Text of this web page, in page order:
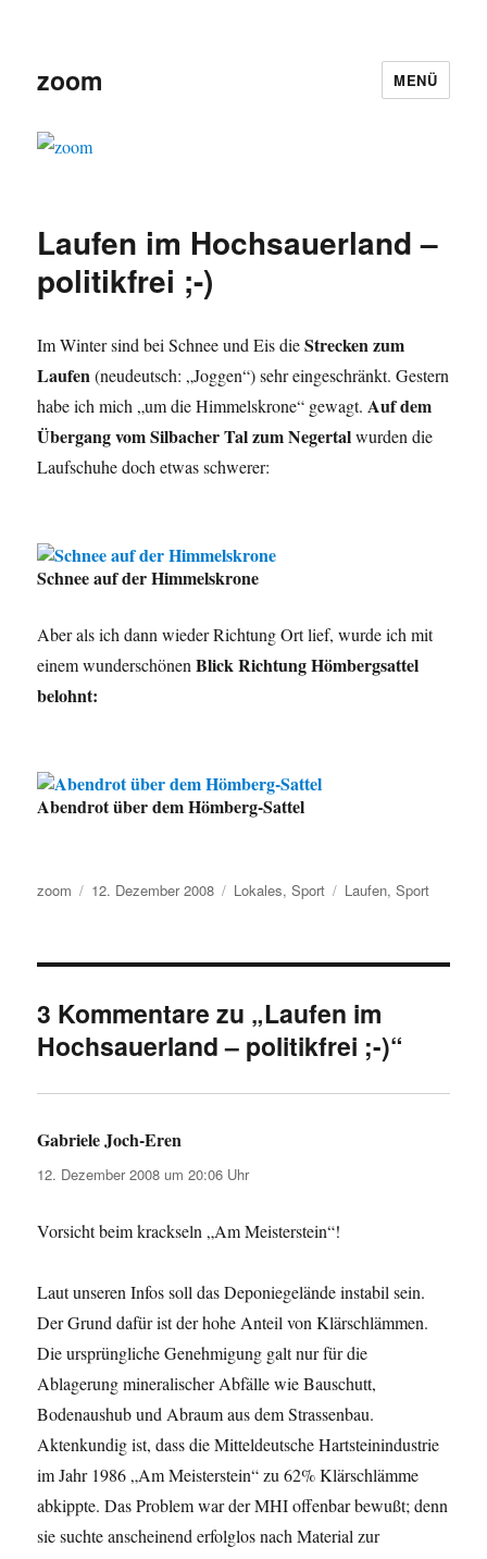
zoom MENÜ
Laufen im Hochsauerland –
politikfrei ;-)
Im Winter sind bei Schnee und Eis dieStrecken zum
Laufen(neudeutsch: „Joggen“) sehr eingeschränkt. Gestern
habe ich mich „um die Himmelskrone“ gewagt.Auf dem
Übergang vom Silbacher Tal zum Negertalwurden die
Laufschuhe doch etwas schwerer:
Schnee auf der Himmelskrone
Aber als ich dann wieder Richtung Ort lief, wurde ich mit
einem wunderschönenBlick Richtung Hömbergsattel
belohnt:
Abendrot über dem Hömberg-Sattel
Autor
zoom
Veröffentlicht
12. Dezember 2008 Kategorien
Lokales,Sport Schlagwörter
Laufen,Sport
3 Kommentare zu „Laufen im
Hochsauerland – politikfrei ;-)“
Gabriele Joch-Eren
12. Dezember 2008 um 20:06 Uhr
Vorsicht beim krackseln „Am Meisterstein“!
Laut unseren Infos soll das Deponiegelände instabil sein.
Der Grund dafür ist der hohe Anteil von Klärschlämmen.
Die ursprüngliche Genehmigung galt nur für die
Ablagerung mineralischer Abfälle wie Bauschutt,
Bodenaushub und Abraum aus dem Strassenbau.
Aktenkundig ist, dass die Mitteldeutsche Hartsteinindustrie
im Jahr 1986 „Am Meisterstein“ zu 62% Klärschlämme
abkippte. Das Problem war der MHI offenbar bewußt; denn
sie suchte anscheinend erfolglos nach Material zur